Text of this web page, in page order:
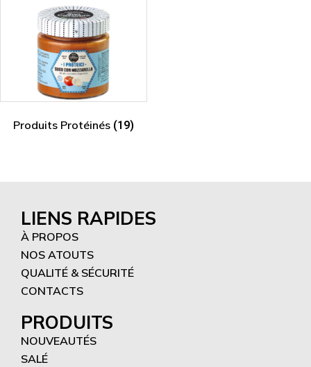
Produits Protéinés (19)
LIENS RAPIDES
À PROPOS
NOS ATOUTS
QUALITÉ & SÉCURITÉ
CONTACTS
PRODUITS
NOUVEAUTÉS
SALÉ